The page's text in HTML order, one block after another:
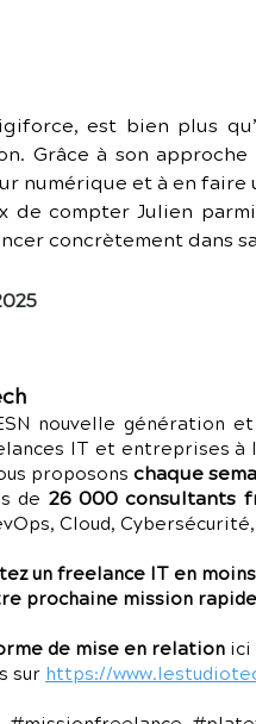
est bien plus
Grâce à son
numérique et à en
de compter Julien
concrètement dans
nouvelle génération
IT et entreprises à
proposons chaque
de 26 000 consultants
Cloud,
un freelance IT en
prochaine mission
de mise en relation ici
sur https://